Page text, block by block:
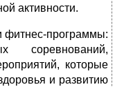
активности.
фитнес-программы:
соревнований,
которые
и развитию